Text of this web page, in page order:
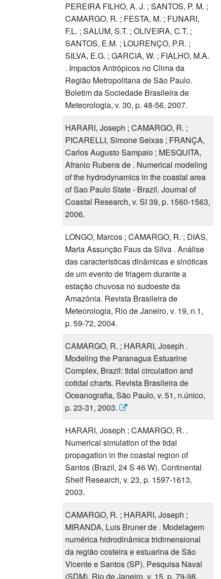
PEREIRA FILHO, A. J. ; SANTOS, P. M. ;
CAMARGO, R. ; FESTA, M. ; FUNARI,
F.L. ; SALUM, S.T. ; OLIVEIRA, C.T. ;
SANTOS, E.M. ; LOURENÇO, P.R. ;
SILVA, E.G. ; GARCIA, W. ; FIALHO, M.A.
. Impactos Antrópicos no Clima da
Região Metropolitana de São Paulo.
Boletim da Sociedade Brasileira de
Meteorologia, v. 30, p. 48-56, 2007.
HARARI, Joseph ; CAMARGO, R. ;
PICARELLI, Simone Seixas ; FRANÇA,
Carlos Augusto Sampaio ; MESQUITA,
Afranio Rubens de . Numerical modeling
of the hydrodynamics in the coastal area
of Sao Paulo State - Brazil. Journal of
Coastal Research, v. SI 39, p. 1560-1563,
2006.
LONGO, Marcos ; CAMARGO, R. ; DIAS,
Maria Assunção Faus da Silva . Análise
das características dinâmicas e sinóticas
de um evento de friagem durante a
estação chuvosa no sudoeste da
Amazônia. Revista Brasileira de
Meteorologia, Rio de Janeiro, v. 19, n.1,
p. 59-72, 2004.
CAMARGO, R. ; HARARI, Joseph .
Modeling the Paranagua Estuarine
Complex, Brazil: tidal circulation and
cotidal charts. Revista Brasileira de
Oceanografia, São Paulo, v. 51, n.único,
p. 23-31, 2003.
HARARI, Joseph ; CAMARGO, R. .
Numerical simulation of the tidal
propagation in the coastal region of
Santos (Brazil, 24 S 46 W). Continental
Shelf Research, v. 23, p. 1597-1613,
2003.
CAMARGO, R. ; HARARI, Joseph ;
MIRANDA, Luis Bruner de . Modelagem
numérica hidrodinâmica tridimensional
da região costeira e estuarina de São
Vicente e Santos (SP). Pesquisa Naval
(SDM), Rio de Janeiro, v. 15, p. 79-98,